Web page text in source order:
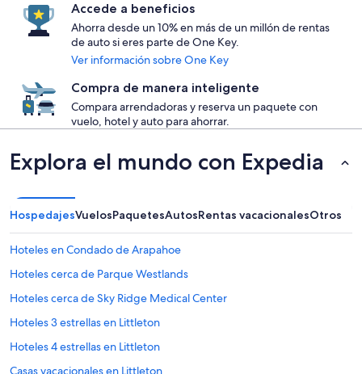
Accede a beneficios
Ahorra desde un 10% en más de un millón de rentas
de auto si eres parte de One Key.
Ver información sobre One Key
Compra de manera inteligente
Compara arrendadoras y reserva un paquete con
vuelo, hotel y auto para ahorrar.
Explora el mundo con Expedia
HospedajesVuelosPaquetesAutosRentas vacacionalesOtros
Hoteles en Condado de Arapahoe
Hoteles cerca de Parque Westlands
Hoteles cerca de Sky Ridge Medical Center
Hoteles 3 estrellas en Littleton
Hoteles 4 estrellas en Littleton
Casas vacacionales en Littleton